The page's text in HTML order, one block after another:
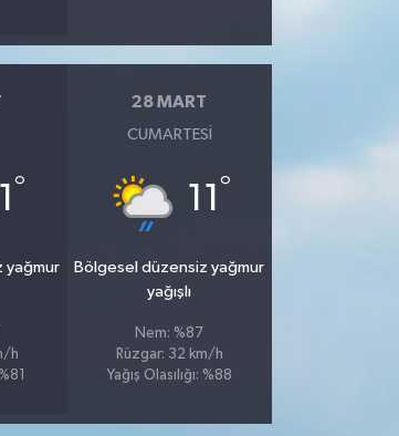
°
yağmur
h
28 MART
CUMARTESI
11 °
Bölgesel düzensiz yağmur
yağışlı
Nem: %87
Rüzgar: 32 km/h
Yağış Olasılığı: %88